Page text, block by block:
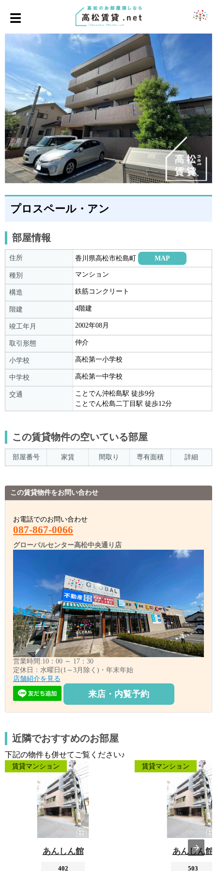
☰
プロスペール・アン
部屋情報
住所 香川県高松市松島町 MAP
種別 マンション
構造 鉄筋コンクリート
階建 4階建
竣工年月 2002年08月
取引形態 仲介
小学校 高松第一小学校
中学校 高松第一中学校
交通
ことでん沖松島駅 徒歩9分
ことでん松島二丁目駅 徒歩12分
この賃貸物件の空いている部屋
部屋番号 家賃 間取り 専有面積 詳細
この賃貸物件をお問い合わせ
お電話でのお問い合わせ
087-867-0066
グローバルセンター高松中央通り店
営業時間:10：00 ～ 17：30
定休日：水曜日(1～3月除く)・年末年始
店舗紹介を見る
来店・内覧予約
近隣でおすすめのお部屋
下記の物件も併せてご覧ください♪
賃貸マンション
あんしん館
402
賃貸マンション
あんしん館
503